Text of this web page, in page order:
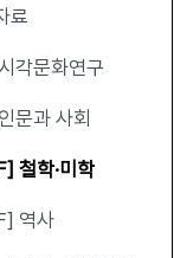
료
각문화연구
문과 사회
철학·미학
역사